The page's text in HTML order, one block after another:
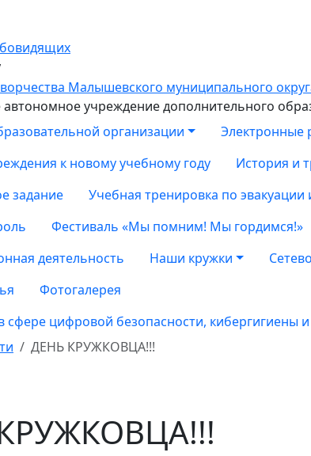
учреждение дополнительного
организации
Электронные
к новому учебному году
История и
задание
Учебная тренировка по эвакуации
Фестиваль «Мы помним! Мы гордимся!»
деятельность
Наши кружки
Фотогалерея
сфере цифровой безопасности, кибергигиены
ДЕНЬ КРУЖКОВЦА!!!